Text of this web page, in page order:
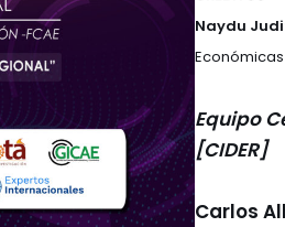
Naydu
Económicas
Equipo
[CIDER]
Carlos